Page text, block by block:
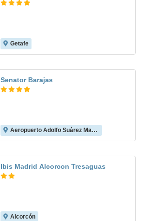
Getafe
Senator Barajas
Aeropuerto Adolfo Suárez Madrid-Barajas
Ibis Madrid Alcorcon Tresaguas
Alcorcón